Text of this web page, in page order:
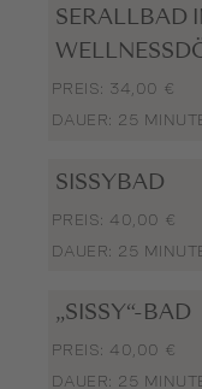
SERALLBAD
PREIS: 34,00 €
DAUER: 25
SISSYBAD
PREIS: 40,00 €
DAUER: 25
„SISSY“-BAD
PREIS: 40,00 €
DAUER: 25